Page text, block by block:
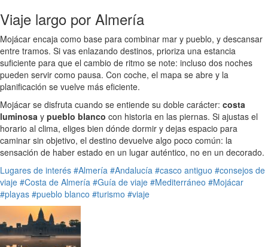
Viaje largo por Almería
Mojácar encaja como base para combinar mar y pueblo, y descansar
entre tramos. Si vas enlazando destinos, prioriza una estancia
suficiente para que el cambio de ritmo se note: incluso dos noches
pueden servir como pausa. Con coche, el mapa se abre y la
planificación se vuelve más eficiente.
Mojácar se disfruta cuando se entiende su doble carácter: costa
luminosa y pueblo blanco con historia en las piernas. Si ajustas el
horario al clima, eliges bien dónde dormir y dejas espacio para
caminar sin objetivo, el destino devuelve algo poco común: la
sensación de haber estado en un lugar auténtico, no en un decorado.
Lugares de interés #Almería #Andalucía #casco antiguo #consejos de
viaje #Costa de Almería #Guía de viaje #Mediterráneo #Mojácar
#playas #pueblo blanco #turismo #viaje